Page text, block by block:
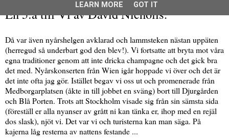
En 5:a till Vi av David Nicholls.
Då var även nyårshelgen avklarad och lammsteken nästan uppäten
(herregud så underbart god den blev!). Vi fortsatte att bryta mot våra
egna traditioner genom att inte dricka champagne och det gick bra
det med. Nyårskonserten från Wien igår hoppade vi över och det är
det inte ofta jag gör. Istället begav vi oss ut och promenerade från
Medborgarplatsen (åkte in till jobbet en sväng) bort till Djurgården
och Blå Porten. Trots att Stockholm visade sig från sin sämsta sida
(föreställ er alla nyanser av grått ni kan tänka er, ihop med en rejäl
dos slask), njöt vi. Det var vi och turisterna kan man säga. På
kajerna låg resterna av nattens festande ...
LEARN MORE GOT IT